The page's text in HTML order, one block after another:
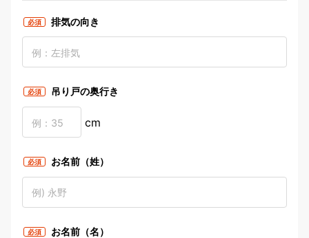
必須 排気の向き
必須 吊り戸の奥行き
cm
必須 お名前（姓）
必須 お名前（名）